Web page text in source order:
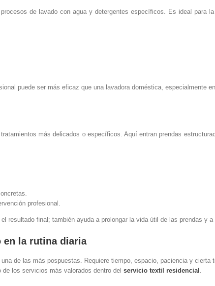
de lavado con agua y detergentes específicos. Es ideal para
puede ser más eficaz que una lavadora doméstica, especialmente
más delicados o específicos. Aquí entran prendas
profesional.
resultado final; también ayuda a prolongar la vida útil de las prendas y
en la rutina diaria
de las más pospuestas. Requiere tiempo, espacio, paciencia y cierta
los servicios más valorados dentro del servicio textil residencial .